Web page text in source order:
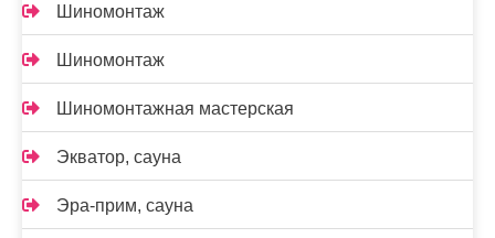
Шиномонтаж
Шиномонтаж
Шиномонтажная мастерская
Экватор, сауна
Эра-прим, сауна